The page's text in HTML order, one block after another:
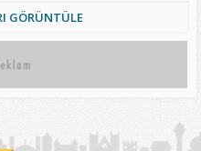
GÖRÜNTÜLE